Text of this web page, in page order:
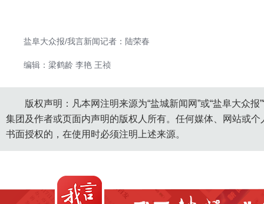
盐阜大众报/我言新闻记者：陆荣春
编辑：梁鹤龄 李艳 王祯
版权声明：凡本网注明来源为“盐城新闻网”或“盐阜大众
集团及作者或页面内声明的版权人所有。任何媒体、网站或
书面授权的，在使用时必须注明上述来源。